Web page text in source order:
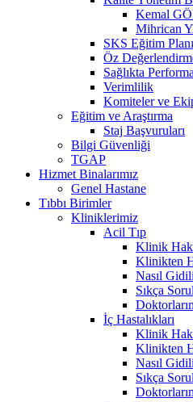
Kemal
Mihrican
SKS Eğitim Planı
Öz
Sağlıkta
Verimlilik
Komiteler ve
Eğitim ve Araştırma
Staj Başvuruları
Bilgi Güvenliği
TGAP
Hizmet Binalarımız
Genel Hastane
Tıbbı Birimler
Kliniklerimiz
Acil Tıp
Klinik
Klinikten
Nasıl
Sıkça
İç Hastalıkları
Klinik
Klinikten
Nasıl
Sıkça